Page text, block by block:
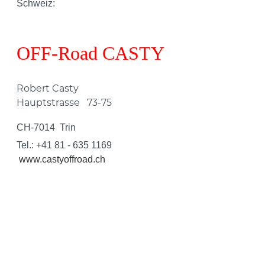
Schweiz:
OFF-Road CASTY
Robert Casty
Hauptstrasse 73-75
CH-7014 Trin
Tel.: +41 81 - 635 1169
www.castyoffroad.ch